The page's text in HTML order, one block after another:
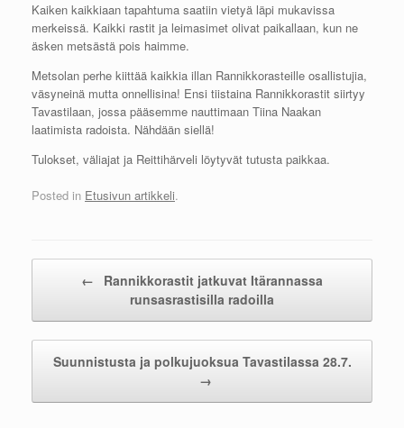
Kaiken kaikkiaan tapahtuma saatiin vietyä läpi mukavissa
merkeissä. Kaikki rastit ja leimasimet olivat paikallaan, kun ne
äsken metsästä pois haimme.
Metsolan perhe kiittää kaikkia illan Rannikkorasteille osallistujia,
väsyneinä mutta onnellisina! Ensi tiistaina Rannikkorastit siirtyy
Tavastilaan, jossa pääsemme nauttimaan Tiina Naakan
laatimista radoista. Nähdään siellä!
Tulokset, väliajat ja Reittihärveli löytyvät tutusta paikkaa.
Posted in Etusivun artikkeli.
←
Rannikkorastit jatkuvat Itärannassa
runsasrastisilla radoilla
Suunnistusta ja polkujuoksua Tavastilassa 28.7.
→